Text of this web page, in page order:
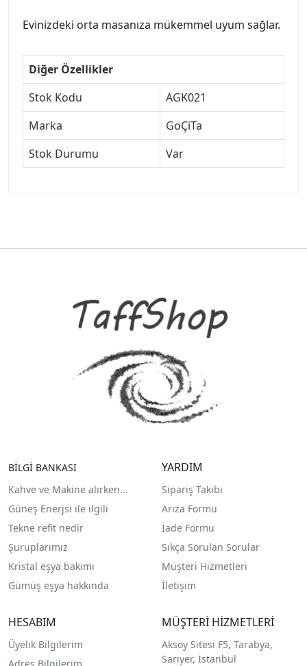
Evinizdeki orta masanıza mükemmel uyum sağlar.
Diğer Özellikler
Stok Kodu
AGK021
Marka
GoÇiTa
Stok Durumu
Var
BİLGİ BANKASI
Kahve ve Makine alırken...
Güneş Enerjsi ile ilgili
Tekne refit nedir
Şuruplarımız
Kristal eşya bakımı
Gümüş eşya hakkında
YARDIM
Sipariş Takibi
Arıza Formu
İade Formu
Sıkça Sorulan Sorular
Müşteri Hizmetleri
İletişim
HESABIM
Üyelik Bilgilerim
MÜŞTERİ HİZMETLERİ
Aksoy Sitesi F5, Tarabya,
Sarıyer, İstanbul